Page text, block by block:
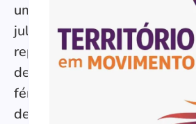
um
julho
repleto
de
férias,
descobertas